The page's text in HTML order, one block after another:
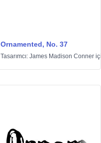
Ornamented, No. 37
Tasarımcı: James Madison Conner